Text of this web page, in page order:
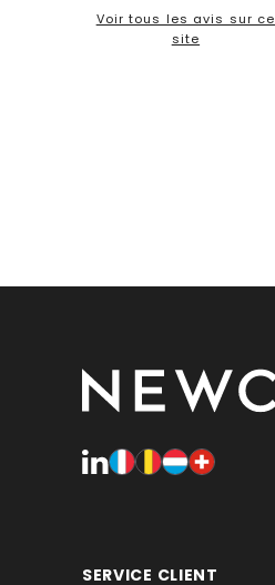
Voir tous les avis sur ce
site
SERVICE CLIENT